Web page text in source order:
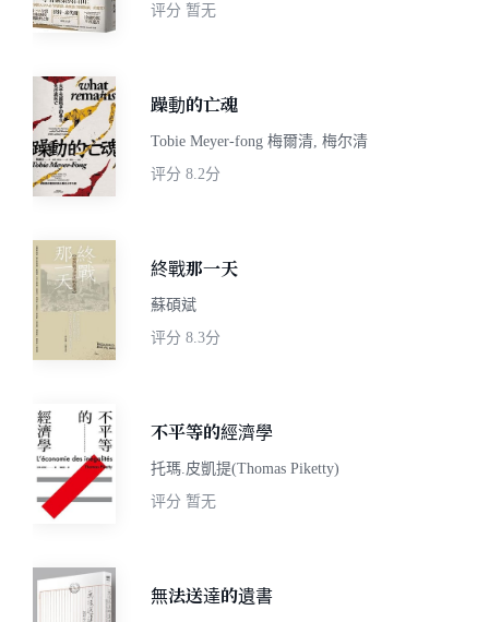
评分 暂无
躁動的亡魂
Tobie Meyer-fong 梅爾清, 梅尔清
评分 8.2分
終戰那一天
蘇碩斌
评分 8.3分
不平等的經濟學
托瑪.皮凱提(Thomas Piketty)
评分 暂无
無法送達的遺書